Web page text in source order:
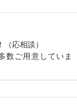
応相談）
数ご用意していま